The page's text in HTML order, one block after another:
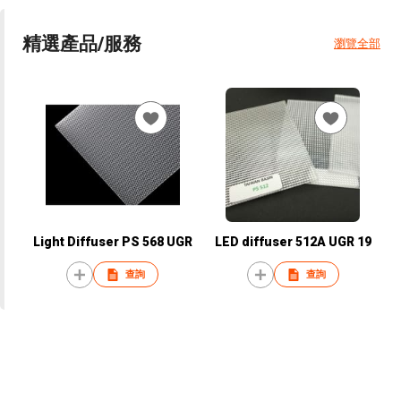
精選產品/服務 瀏覽全部
Light Diffuser PS 568 UGR
查詢
LED diffuser 512A UGR 19
查詢